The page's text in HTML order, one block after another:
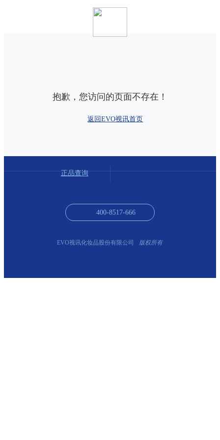
抱歉，您访问的页面不存在！
返回EVO视讯首页
正品查询
400-8517-666
EVO视讯化妆品股份有限公司 版权所有